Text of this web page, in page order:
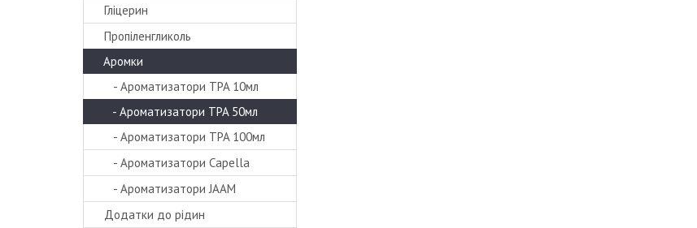
Гліцерин
Пропіленгликоль
Аромки
- Ароматизатори TPA 10мл
- Ароматизатори TPA 50мл
- Ароматизатори TPA 100мл
- Ароматизатори Capella
- Ароматизатори JAAM
Додатки до рідин